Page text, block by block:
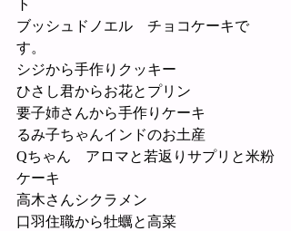
ト
ブッシュドノエル　チョコケーキで
す。
シジから手作りクッキー
ひさし君からお花とプリン
要子姉さんから手作りケーキ
るみ子ちゃんインドのお土産
Qちゃん　アロマと若返りサプリと米粉
ケーキ
高木さんシクラメン
口羽住職から牡蠣と高菜